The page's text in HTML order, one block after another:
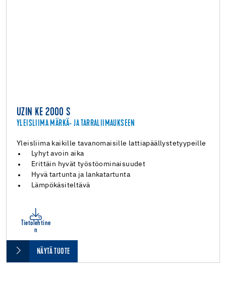
UZIN KE 2000 S
YLEISLIIMA MÄRKÄ- JA TARRALIIMAUKSEEN
Yleisliima kaikille tavanomaisille lattiapäällystetyypeille
Lyhyt avoin aika
Erittäin hyvät työstöominaisuudet
Hyvä tartunta ja lankatartunta
Lämpökäsiteltävä
Tietolehtine
n
NÄYTÄ TUOTE